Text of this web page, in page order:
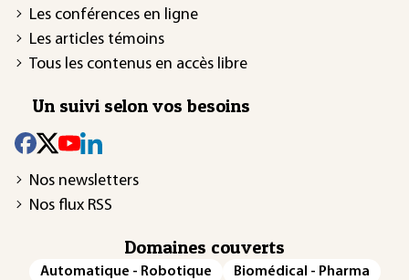
Les conférences en ligne
Les articles témoins
Tous les contenus en accès libre
Un suivi selon vos besoins
Nos newsletters
Nos flux RSS
Domaines couverts
Automatique - Robotique
Biomédical - Pharma